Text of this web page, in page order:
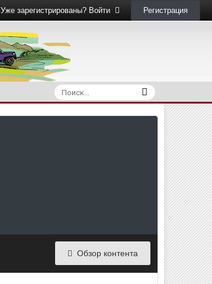
Уже зарегистрированы? Войти Регистрация
Обзор контента